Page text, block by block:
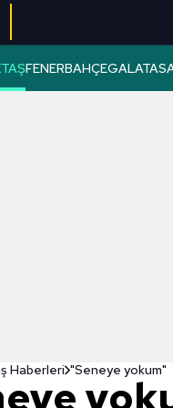
FENERBAHÇE
Haberleri "Seneye yokum"